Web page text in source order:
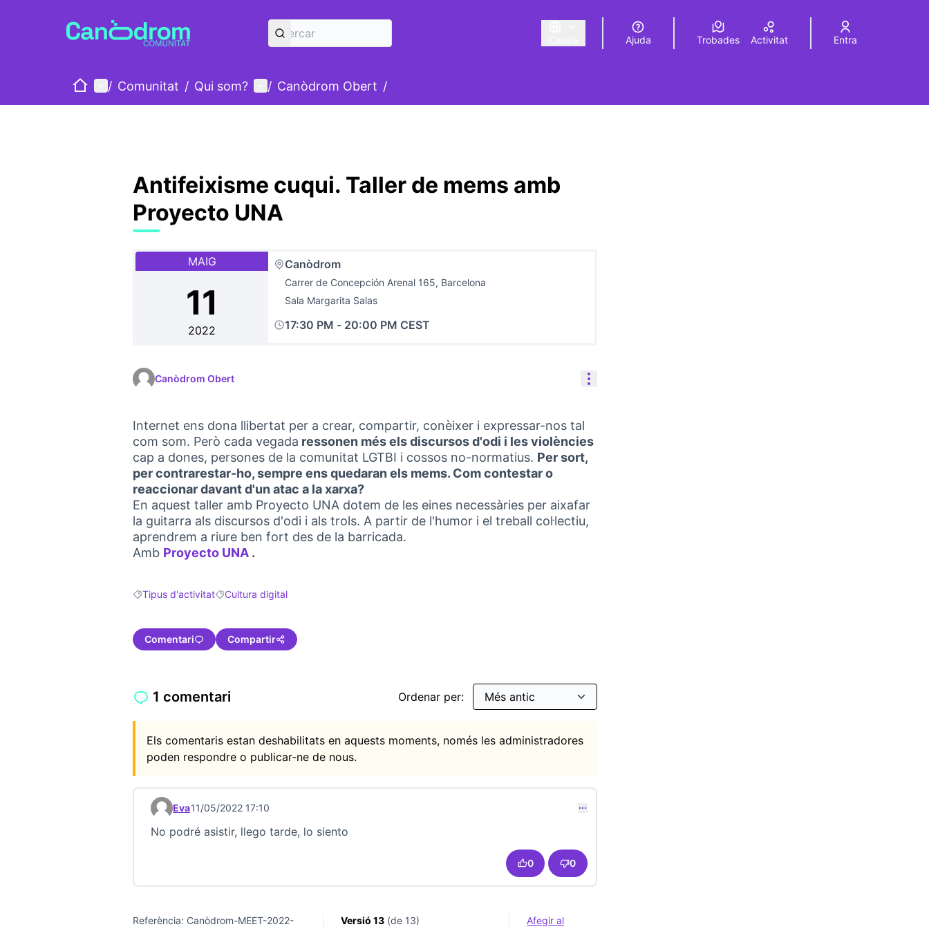
Triar la llengua Elegir el idioma Choose language
Ajuda Trobades Activitat Entra
IniciMenú principal
/ Comunitat / Qui som? Menú d'usuari
/ Canòdrom Obert /
Antifeixisme cuqui. Taller de mems amb
Proyecto UNA
MAIG
11
2022
Canòdrom
Carrer de Concepción Arenal 165, Barcelona
Sala Margarita Salas
17:30 PM - 20:00 PM CEST
Canòdrom Obert Controls de recursos
Internet ens dona llibertat per a crear, compartir, conèixer i expressar-nos tal
com som. Però cada vegada ressonen més els discursos d'odi i les violències
cap a dones, persones de la comunitat LGTBI i cossos no-normatius. Per sort,
per contrarestar-ho, sempre ens quedaran els mems. Com contestar o
reaccionar davant d'un atac a la xarxa?
En aquest taller amb Proyecto UNA dotem de les eines necessàries per aixafar
la guitarra als discursos d'odi i als trols. A partir de l'humor i el treball coŀlectiu,
aprendrem a riure ben fort des de la barricada.
Amb Proyecto UNA .
Resultats en filtrar per: Tipus d'activitat
Tipus d'activitatResultats en filtrar per: Cultura digital
Cultura digital
Comentari Compartir
1 comentari Ordenar per:
Els comentaris estan deshabilitats en aquests moments, només les administradores
poden respondre o publicar-ne de nous.
Comentari 22935
Eva11/05/2022 17:10
No podré asistir, llego tarde, lo siento
0 0
Referència: Canòdrom-MEET-2022-
Versió 13 (de 13)
Afegir al